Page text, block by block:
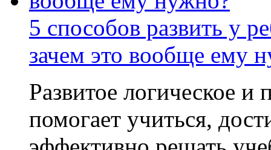
5 способов развить у
зачем это вообще ему
Развитое логическое
помогает учиться,